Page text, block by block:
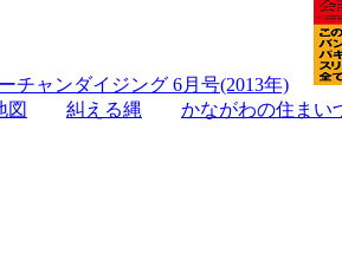
チャンダイジング 6月号(2013年)
図 糾える縄 かながわの住まい